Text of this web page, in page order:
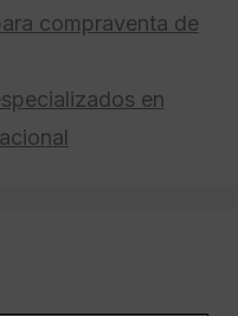
compraventa de
en